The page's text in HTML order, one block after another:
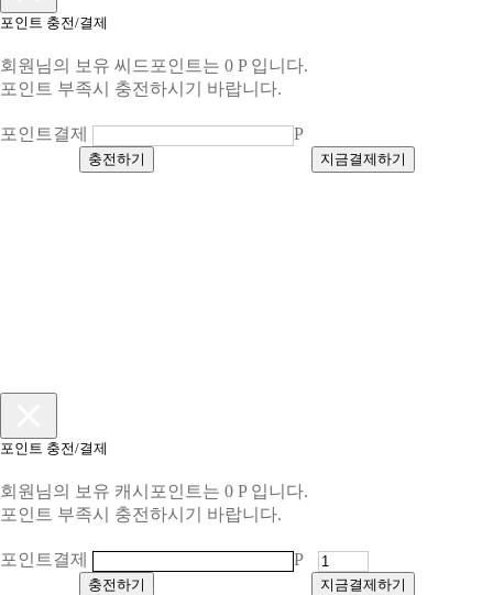
포인트 충전/결제
회원님의 보유 씨드포인트는 0 P 입니다.
포인트 부족시 충전하시기 바랍니다.
포인트결제 P
충전하기 지금결제하기
포인트 충전/결제
회원님의 보유 캐시포인트는 0 P 입니다.
포인트 부족시 충전하시기 바랍니다.
포인트결제 P
충전하기 지금결제하기